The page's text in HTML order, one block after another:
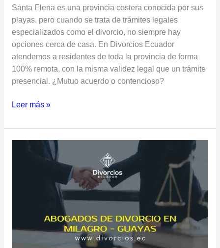
Santa Elena es una provincia costera conocida por sus
playas, pero cuando se trata de trámites legales
especializados como el divorcio, no siempre hay
opciones cerca de casa. En Divorcios Ecuador
atendemos a residentes de toda la provincia de forma
100% remota, con la misma validez legal que un trámite
presencial. ¿Mutuo acuerdo o contencioso?
Leer más »
Legal